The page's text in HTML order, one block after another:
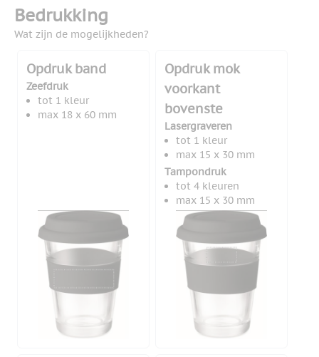
Bedrukking
Wat zijn de mogelijkheden?
Opdruk band
Zeefdruk
tot 1 kleur
max 18 x 60 mm
Opdruk mok
voorkant
bovenste
Lasergraveren
tot 1 kleur
max 15 x 30 mm
Tampondruk
tot 4 kleuren
max 15 x 30 mm